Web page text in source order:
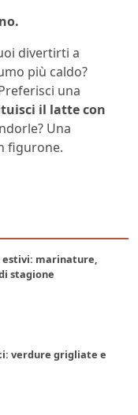
divertirti a
più caldo?
una
il latte con
Una
figurone.
marinature,
stagione
verdure grigliate e